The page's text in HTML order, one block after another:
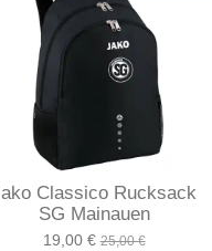
Classico Rucksack
SG Mainauen
19,00 € 25,00 €